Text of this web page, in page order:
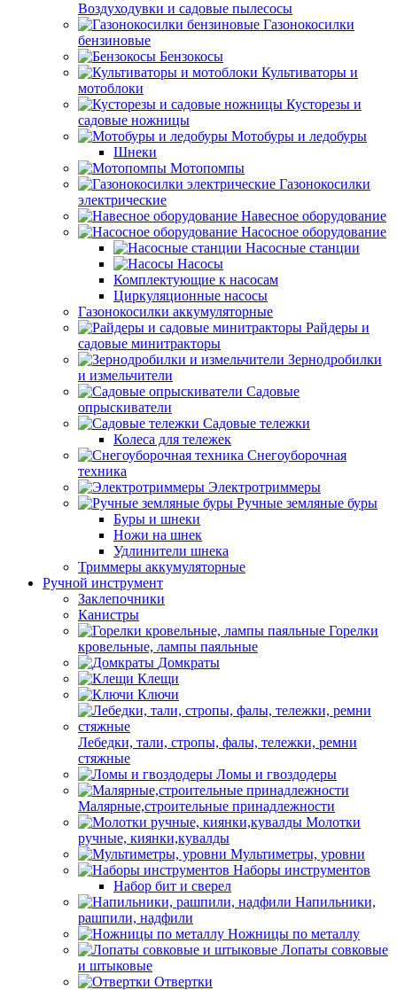
Воздуходувки и садовые пылесосы
Газонокосилки
бензиновые
Бензокосы
Культиваторы и
мотоблоки
Кусторезы и
садовые ножницы
Мотобуры и ледобуры
Шнеки
Мотопомпы
Газонокосилки
электрические
Навесное оборудование
Насосное оборудование
Насосные станции
Насосы
Комплектующие к насосам
Циркуляционные насосы
Газонокосилки аккумуляторные
Райдеры и
садовые минитракторы
Зернодробилки
и измельчители
Садовые
опрыскиватели
Садовые тележки
Колеса для тележек
Снегоуборочная
техника
Электротриммеры
Ручные земляные буры
Буры и шнеки
Ножи на шнек
Удлинители шнека
Триммеры аккумуляторные
Ручной инструмент
Заклепочники
Канистры
Горелки
кровельные, лампы паяльные
Домкраты
Клещи
Ключи
Лебедки, тали, стропы, фалы, тележки, ремни
стяжные
Ломы и гвоздодеры
Малярные,строительные принадлежности
Молотки
ручные, киянки,кувалды
Мультиметры, уровни
Наборы инструментов
Набор бит и сверел
Напильники,
рашпили, надфили
Ножницы по металлу
Лопаты совковые
и штыковые
Отвертки